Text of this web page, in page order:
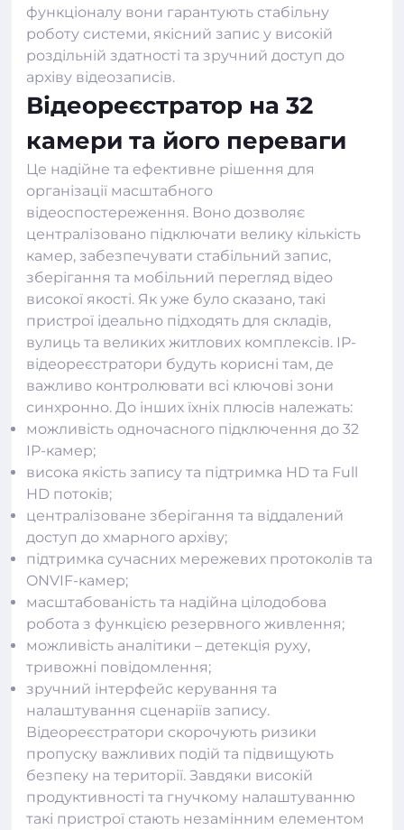
функціоналу вони гарантують стабільну
роботу системи, якісний запис у високій
роздільній здатності та зручний доступ до
архіву відеозаписів.
Відеореєстратор на 32
камери та його переваги
Це надійне та ефективне рішення для
організації масштабного
відеоспостереження. Воно дозволяє
централізовано підключати велику кількість
камер, забезпечувати стабільний запис,
зберігання та мобільний перегляд відео
високої якості. Як уже було сказано, такі
пристрої ідеально підходять для складів,
вулиць та великих житлових комплексів. IP-
відеореєстратори будуть корисні там, де
важливо контролювати всі ключові зони
синхронно. До інших їхніх плюсів належать:
можливість одночасного підключення до 32
IP-камер;
висока якість запису та підтримка HD та Full
HD потоків;
централізоване зберігання та віддалений
доступ до хмарного архіву;
підтримка сучасних мережевих протоколів та
ONVIF-камер;
масштабованість та надійна цілодобова
робота з функцією резервного живлення;
можливість аналітики – детекція руху,
тривожні повідомлення;
зручний інтерфейс керування та
налаштування сценаріїв запису.
Відеореєстратори скорочують ризики
пропуску важливих подій та підвищують
безпеку на території. Завдяки високій
продуктивності та гнучкому налаштуванню
такі пристрої стають незамінним елементом